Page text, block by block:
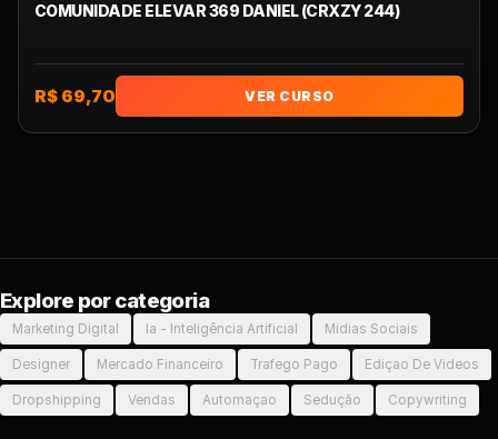
COMUNIDADE ELEVAR 369 DANIEL (CRXZY 244)
R$ 69,70 VER CURSO
Explore por categoria
Marketing Digital Ia - Inteligência Artificial Midias Sociais
Designer Mercado Financeiro Trafego Pago Ediçao De Videos
Dropshipping Vendas Automaçao Sedução Copywriting